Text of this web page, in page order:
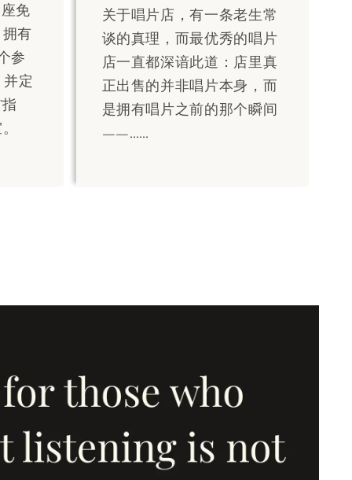
免
有
参
定
关于唱片店，有一条老生常
谈的真理，而最优秀的唱片
店一直都深谙此道：店里真
正出售的并非唱片本身，而
是拥有唱片之前的那个瞬间
——……